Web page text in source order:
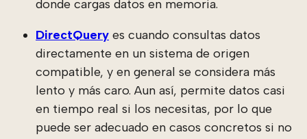
donde cargas datos en memoria.
DirectQuery es cuando consultas datos
directamente en un sistema de origen
compatible, y en general se considera más
lento y más caro. Aun así, permite datos casi
en tiempo real si los necesitas, por lo que
puede ser adecuado en casos concretos si no